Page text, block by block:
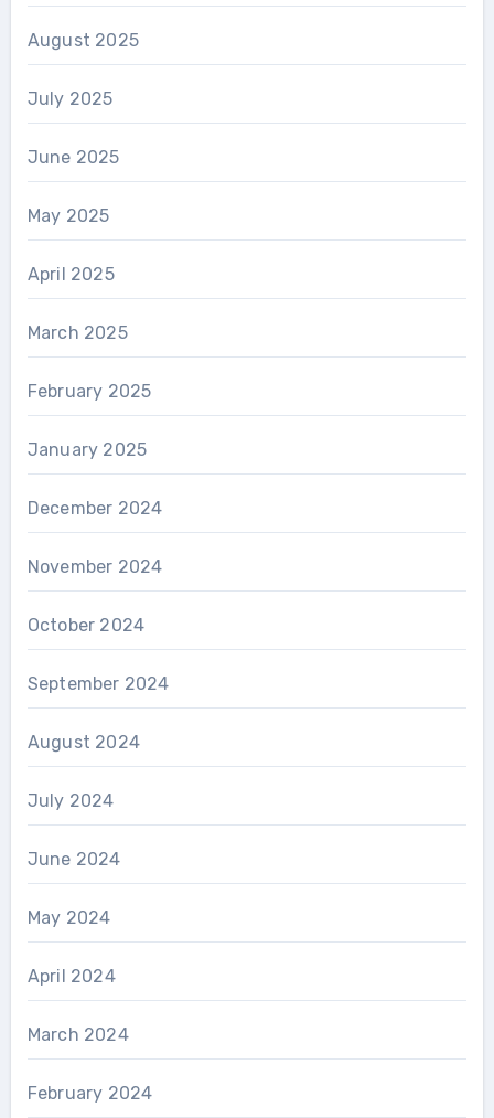
August 2025
July 2025
June 2025
May 2025
April 2025
March 2025
February 2025
January 2025
December 2024
November 2024
October 2024
September 2024
August 2024
July 2024
June 2024
May 2024
April 2024
March 2024
February 2024